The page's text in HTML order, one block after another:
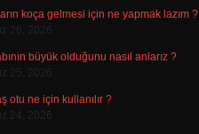
koça gelmesi için ne yapmak lazım ?
26, 2026
büyük olduğunu nasıl anlarız ?
25, 2026
otu ne için kullanılır ?
24, 2026